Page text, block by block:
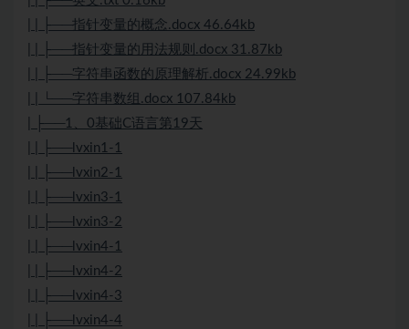
| | ├──指针变量的概念.docx 46.64kb
| | ├──指针变量的用法规则.docx 31.87kb
| | ├──字符串函数的原理解析.docx 24.99kb
| | └──字符串数组.docx 107.84kb
| ├──1、0基础C语言第19天
| | ├──lvxin1-1
| | ├──lvxin2-1
| | ├──lvxin3-1
| | ├──lvxin3-2
| | ├──lvxin4-1
| | ├──lvxin4-2
| | ├──lvxin4-3
| | ├──lvxin4-4